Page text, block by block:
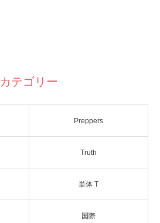
カテゴリー
Preppers
Truth
単体 T
国際